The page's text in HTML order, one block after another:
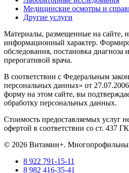
Медицинские осмотры и
Другие услуги
Материалы, размещенные на сайте,
информационный характер.
обследования, постановка диагноза
прерогативой врача.
В соответствии с Федеральным
персональных данных» от
форму на этом сайте, вы
обработку персональных данных.
Стоимость предоставляемых услуг
офертой в соответствии со ст. 437
© 2026 Витамин+.
8 922 791-15-11
8 982 416-35-41